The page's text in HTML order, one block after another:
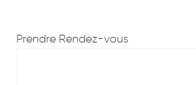
Prendre Rendez-vous